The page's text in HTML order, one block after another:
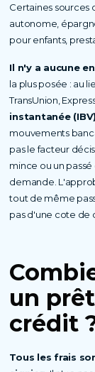
Certaines sources
autonome,
pour enfants,
Il n'y a aucune
la plus posée : au
TransUnion,
instantanée (IBV)
mouvements
pas le facteur
mince ou un
demande.
tout de même
pas d'une cote de
un
crédit
Tous les frais